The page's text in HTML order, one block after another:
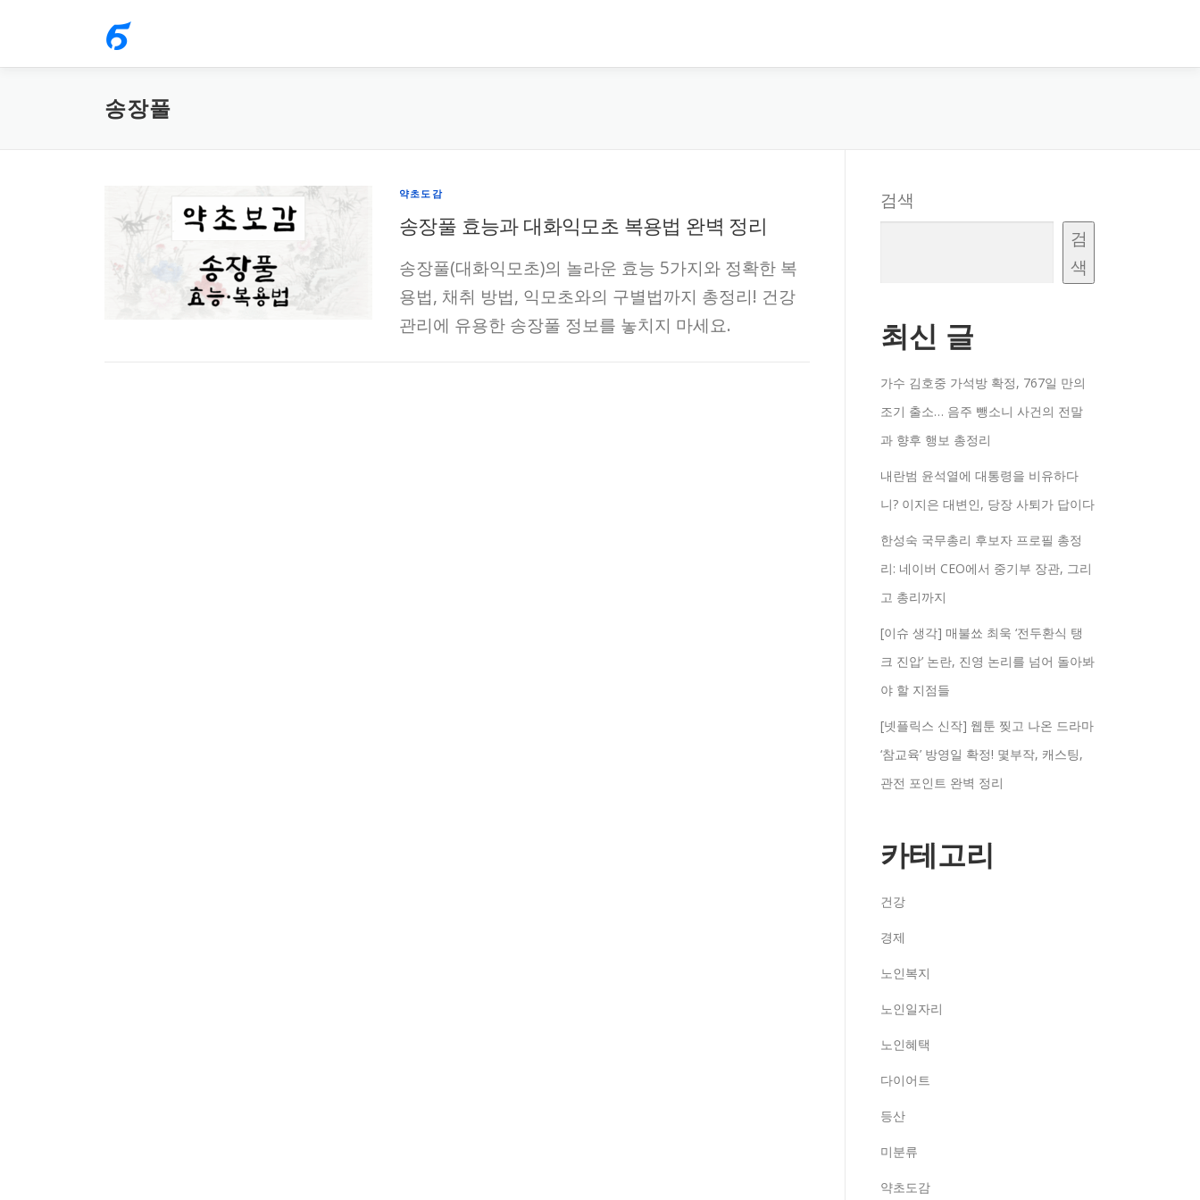
으
송장풀
약초도감
송장풀 효능과 대화익모초 복용법 완벽 정리
송장풀(대화익모초)의 놀라운 효능 5가지와 정확한 복
용법, 채취 방법, 익모초와의 구별법까지 총정리! 건강
관리에 유용한 송장풀 정보를 놓치지 마세요.
검색
검
색
최신 글
가수 김호중 가석방 확정, 767일 만의
조기 출소… 음주 뺑소니 사건의 전말
과 향후 행보 총정리
내란범 윤석열에 대통령을 비유하다
니? 이지은 대변인, 당장 사퇴가 답이다
한성숙 국무총리 후보자 프로필 총정
리: 네이버 CEO에서 중기부 장관, 그리
고 총리까지
[이슈 생각] 매불쑈 최욱 ‘전두환식 탱
크 진압’ 논란, 진영 논리를 넘어 돌아봐
야 할 지점들
[넷플릭스 신작] 웹툰 찢고 나온 드라마
‘참교육’ 방영일 확정! 몇부작, 캐스팅,
관전 포인트 완벽 정리
카테고리
건강
경제
노인복지
노인일자리
노인혜택
다이어트
등산
미분류
약초도감